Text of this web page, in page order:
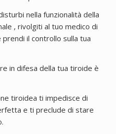
nella funzionalità della
, rivolgiti al tuo medico di
il controllo sulla tua
in difesa della tua tiroide è
tiroidea ti impedisce di
e ti preclude di stare